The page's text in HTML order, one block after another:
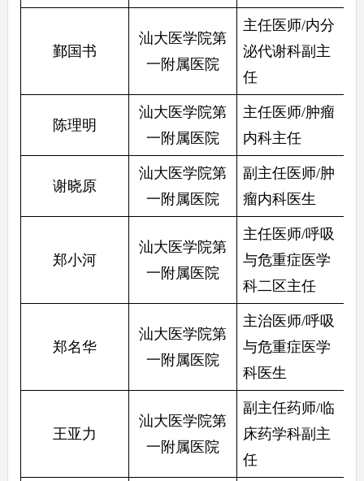
鄞国书
汕大医学院第
一附属医院
主任医师/内分
泌代谢科副主
任
陈理明
汕大医学院第
一附属医院
主任医师/肿瘤
内科主任
谢晓原
汕大医学院第
一附属医院
副主任医师/肿
瘤内科医生
郑小河
汕大医学院第
一附属医院
主任医师/呼吸
与危重症医学
科二区主任
郑名华
汕大医学院第
一附属医院
主治医师/呼吸
与危重症医学
科医生
王亚力
汕大医学院第
一附属医院
副主任药师/临
床药学科副主
任